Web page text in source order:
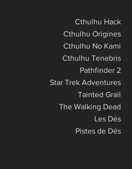
Cthulhu Hack
Cthulhu Origines
Cthulhu No Kami
Cthulhu Tenebris
Pathfinder 2
Star Trek Adventures
Tainted Grail
The Walking Dead
Les Dés
Pistes de Dés